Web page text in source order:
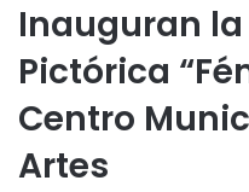
Inauguran
Pictórica
Centro
Artes